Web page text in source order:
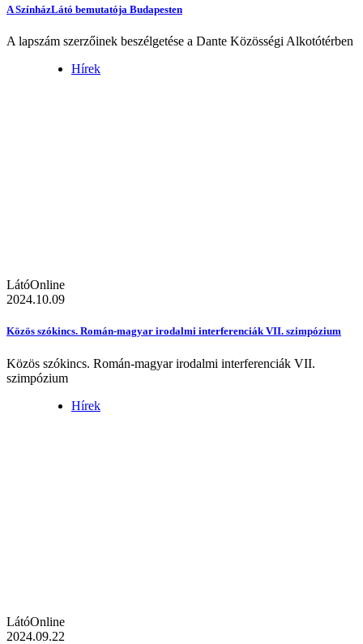
A SzínházLátó bemutatója Budapesten
A lapszám szerzőinek beszélgetése a Dante Közösségi Alkotótérben
Hírek
LátóOnline
2024.10.09
Közös szókincs. Román-magyar irodalmi interferenciák VII. szimpózium
Közös szókincs. Román-magyar irodalmi interferenciák VII.
szimpózium
Hírek
LátóOnline
2024.09.22